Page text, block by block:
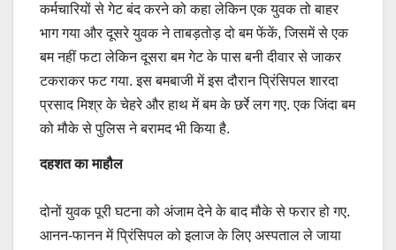
कर्मचारियों से गेट बंद करने को कहा लेकिन एक युवक तो बाहर
भाग गया और दूसरे युवक ने ताबड़तोड़ दो बम फेंकें, जिसमें से एक
बम नहीं फटा लेकिन दूसरा बम गेट के पास बनी दीवार से जाकर
टकराकर फट गया. इस बमबाजी में इस दौरान प्रिंसिपल शारदा
प्रसाद मिश्र के चेहरे और हाथ में बम के छर्रे लग गए. एक जिंदा बम
को मौके से पुलिस ने बरामद भी किया है.
दहशत का माहौल
दोनों युवक पूरी घटना को अंजाम देने के बाद मौके से फरार हो गए.
आनन-फानन में प्रिंसिपल को इलाज के लिए अस्पताल ले जाया